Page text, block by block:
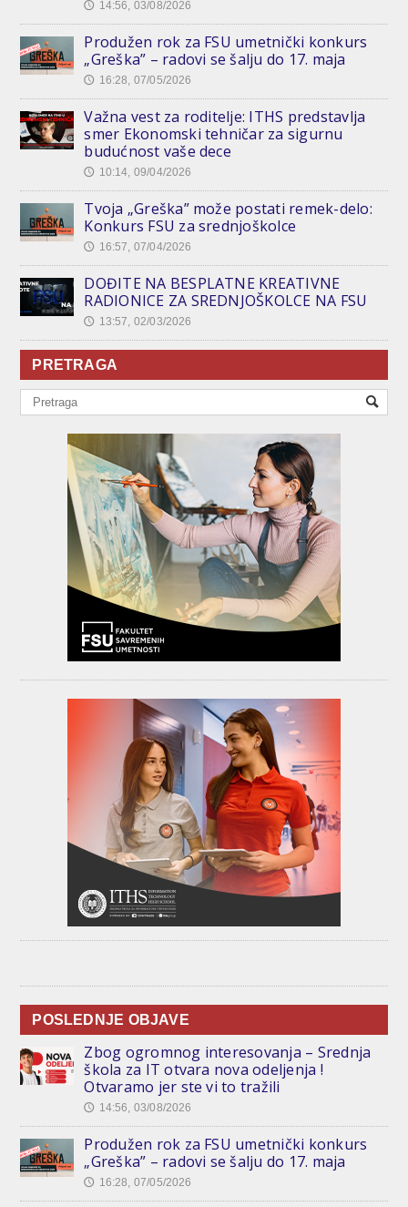
🕔 14:56, 03/08/2026
Produžen rok za FSU umetnički konkurs
„Greška” – radovi se šalju do 17. maja
🕔 16:28, 07/05/2026
Važna vest za roditelje: ITHS predstavlja
smer Ekonomski tehničar za sigurnu
budućnost vaše dece
🕔 10:14, 09/04/2026
Tvoja „Greška” može postati remek-delo:
Konkurs FSU za srednjoškolce
🕔 16:57, 07/04/2026
DOĐITE NA BESPLATNE KREATIVNE
RADIONICE ZA SREDNJOŠKOLCE NA FSU
🕔 13:57, 02/03/2026
PRETRAGA
POSLEDNJE OBJAVE
Zbog ogromnog interesovanja – Srednja
škola za IT otvara nova odeljenja !
Otvaramo jer ste vi to tražili
🕔 14:56, 03/08/2026
Produžen rok za FSU umetnički konkurs
„Greška” – radovi se šalju do 17. maja
🕔 16:28, 07/05/2026